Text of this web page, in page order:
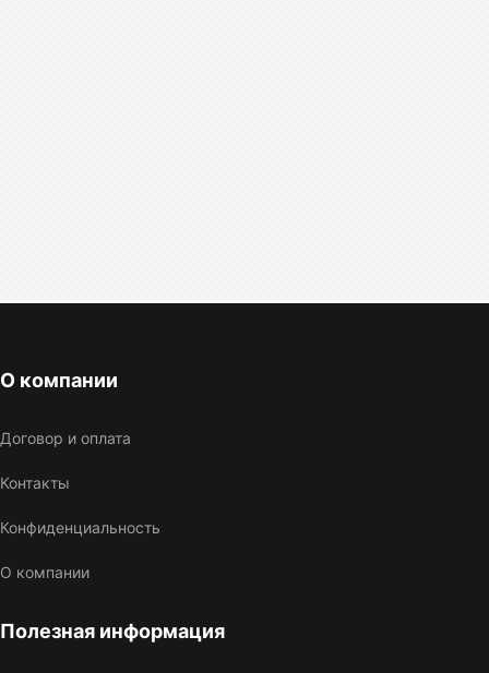
О компании
Договор и оплата
Контакты
Конфиденциальность
О компании
Полезная информация